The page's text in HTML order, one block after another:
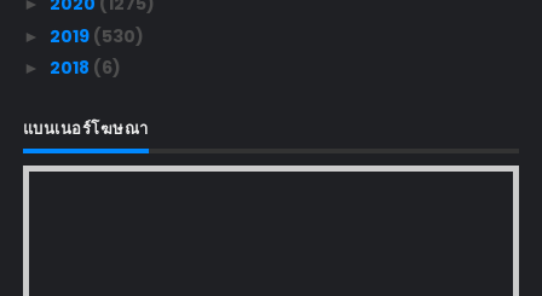
►
► 2019 (530)
► 2018 (6)
แบนเนอร์โฆษณา